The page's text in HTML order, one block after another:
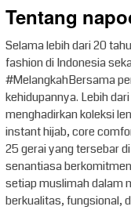
Tentang
Selama lebih dari 20
fashion di Indonesia
#MelangkahBersama
kehidupannya. Lebih
menghadirkan koleksi
instant hijab, core
25 gerai yang tersebar
senantiasa
setiap muslimah dalam
berkualitas, fungsional,